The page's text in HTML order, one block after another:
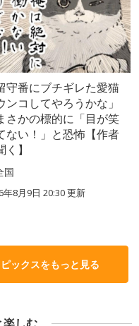
守番にブチギレた愛猫
ンコしてやろうかな」
さかの標的に「目が笑
ない！」と恐怖【作者
く】
国
年8月9日 20:30更新
ックスをもっと見る